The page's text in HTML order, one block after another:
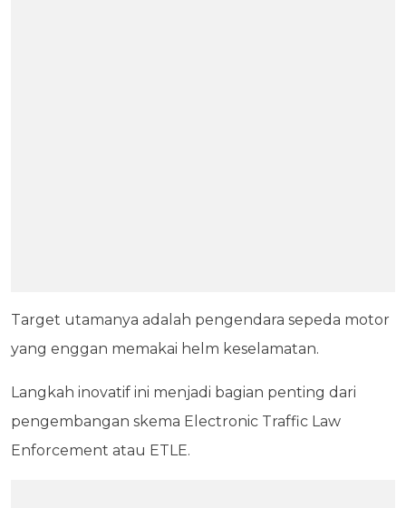
Target utamanya adalah pengendara sepeda motor
yang enggan memakai helm keselamatan.
Langkah inovatif ini menjadi bagian penting dari
pengembangan skema Electronic Traffic Law
Enforcement atau ETLE.